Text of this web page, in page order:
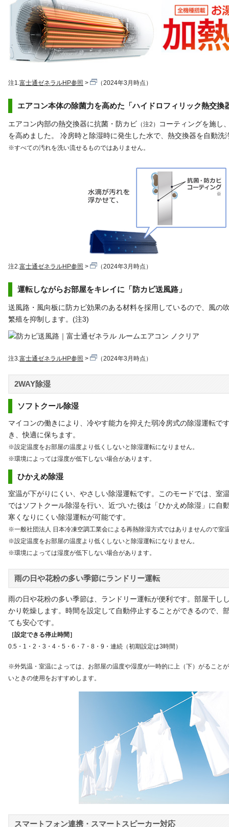
注1. 富士通ゼネラルHP参照 （2024年3月時点）
エアコン本体の除菌力を高めた「ハイドロフィリック熱交換
エアコン内部の熱交換器に抗菌・防カビ （注2）
コーティングを施し
を高めました。 冷房時と除湿時に発生した水で、熱交換器を自動洗
※すべての汚れを洗い流せるものではありません。
注2. 富士通ゼネラルHP参照 （2024年3月時点）
運転しながらお部屋をキレイに「防カビ送風路」
送風路・風向板に防カビ効果のある材料を採用しているので、風の
繁殖を抑制します。(注3)
注3. 富士通ゼネラルHP参照 （2024年3月時点）
2WAY除湿
ソフトクール除湿
マイコンの働きにより、冷やす能力を抑えた弱冷房式の除湿運転で
き、快適に保ちます。
※設定温度をお部屋の温度より低くしないと除湿運転になりません。
※環境によっては湿度が低下しない場合があります。
ひかえめ除湿
室温が下がりにくい、やさしい除湿運転です。このモードでは、室
ではソフトクール除湿を行い、近づいた後は「ひかえめ除湿」に自
寒くなりにくい除湿運転が可能です。
※一般社団法人 日本冷凍空調工業会による再熱除湿方式ではありませんので室
※設定温度をお部屋の温度より低くしないと除湿運転になりません。
※環境によっては湿度が低下しない場合があります。
雨の日や花粉の多い季節にランドリー運転
雨の日や花粉の多い季節は、ランドリー運転が便利です。部屋干し
かり乾燥します。時間を設定して自動停止することができるので、
ても安心です。
［設定できる停止時間］
0.5・1・2・3・4・5・6・7・8・9・連続（初期設定は3時間）
※外気温・室温によっては、お部屋の温度や湿度が一時的に上（下）がること
いときの使用をおすすめします。
スマートフォン連携・スマートスピーカー対応